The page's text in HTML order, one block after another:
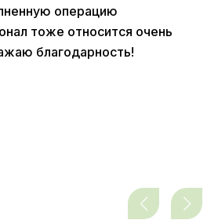
операцию
тоже относится очень
благодарность!